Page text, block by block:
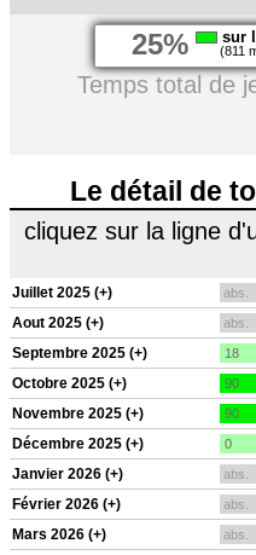
25% sur
(811
Temps total de
Le détail de
cliquez sur la ligne
Juillet 2025 (+) abs.
Aout 2025 (+) abs.
Septembre 2025 (+) 18
Octobre 2025 (+) 90
Novembre 2025 (+) 90
Décembre 2025 (+) 0
Janvier 2026 (+) abs.
Février 2026 (+) abs.
Mars 2026 (+) abs.